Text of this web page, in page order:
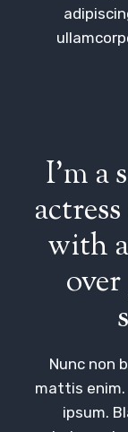
I’m a
with
Nunc non
mattis enim.
ipsum.